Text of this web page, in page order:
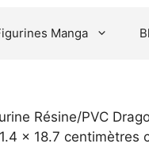
Manga
Résine/PVC
x 18.7 centimètres